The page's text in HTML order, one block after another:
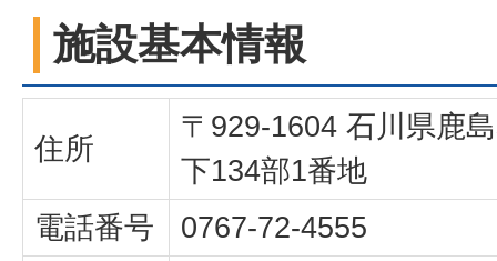
施設基本情報
住所
〒929-1604 石川県鹿
下134部1番地
電話番号
0767-72-4555